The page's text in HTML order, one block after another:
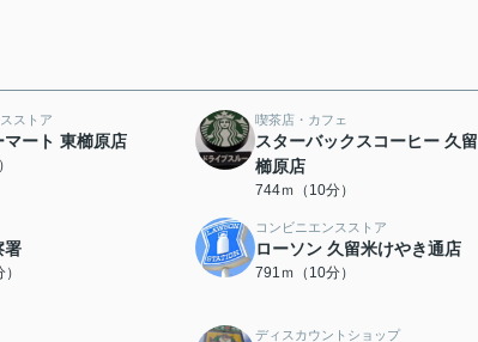
ストア
マート 東櫛原店
喫茶店・カフェ
スターバックスコーヒー 久
櫛原店
744ｍ（10分）
署
コンビニエンスストア
ローソン 久留米けやき通店
791ｍ（10分）
ディスカウントショップ